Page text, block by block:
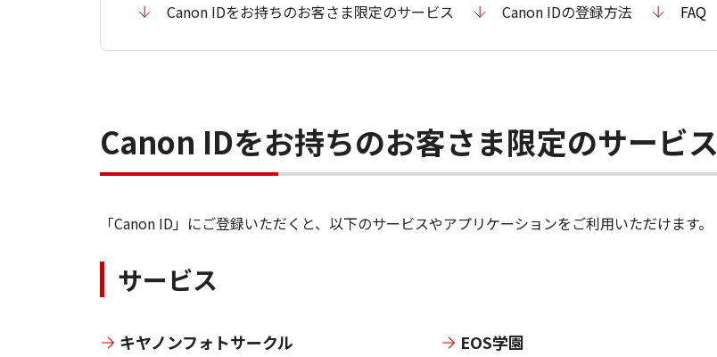
Canon IDをお持ちのお客さま限定のサービス Canon IDの登録方法 FAQ
Canon IDをお持ちのお客さま限定のサービス
「Canon ID」にご登録いただくと、以下のサービスやアプリケーションをご利用いただけます。
サービス
キヤノンフォトサークル EOS学園